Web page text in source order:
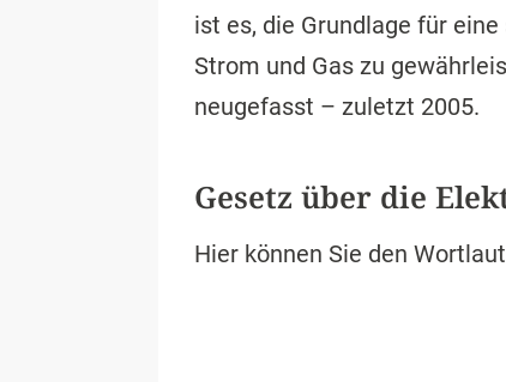
ist es, die Grundlage für
Strom und Gas zu
neugefasst – zuletzt 2005.
Gesetz über die
Hier können Sie den